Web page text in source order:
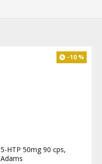
-10 %
5-HTP 50mg 90 cps,
Adams